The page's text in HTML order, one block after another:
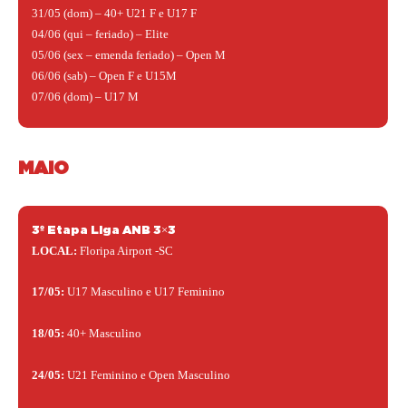
31/05 (dom) – 40+ U21 F e U17 F
04/06 (qui – feriado) – Elite
05/06 (sex – emenda feriado) – Open M
06/06 (sab) – Open F e U15M
07/06 (dom) – U17 M
MAIO
3º Etapa Liga ANB 3×3
LOCAL: Floripa Airport -SC
17/05: U17 Masculino e U17 Feminino
18/05: 40+ Masculino
24/05: U21 Feminino e Open Masculino